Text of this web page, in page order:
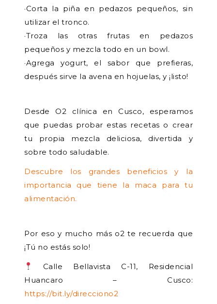
·Corta la piña en pedazos pequeños, sin
utilizar el tronco.
·Troza las otras frutas en pedazos
pequeños y mezcla todo en un bowl.
·Agrega yogurt, el sabor que prefieras,
después sirve la avena en hojuelas, y ¡listo!
Desde O2 clínica en Cusco, esperamos
que puedas probar estas recetas o crear
tu propia mezcla deliciosa, divertida y
sobre todo saludable.
Descubre los grandes beneficios y la
importancia que tiene la maca para tu
alimentación.
Por eso y mucho más o2 te recuerda que
¡Tú no estás solo!
Calle Bellavista C-11, Residencial
Huancaro – Cusco:
https://bit.ly/direcciono2